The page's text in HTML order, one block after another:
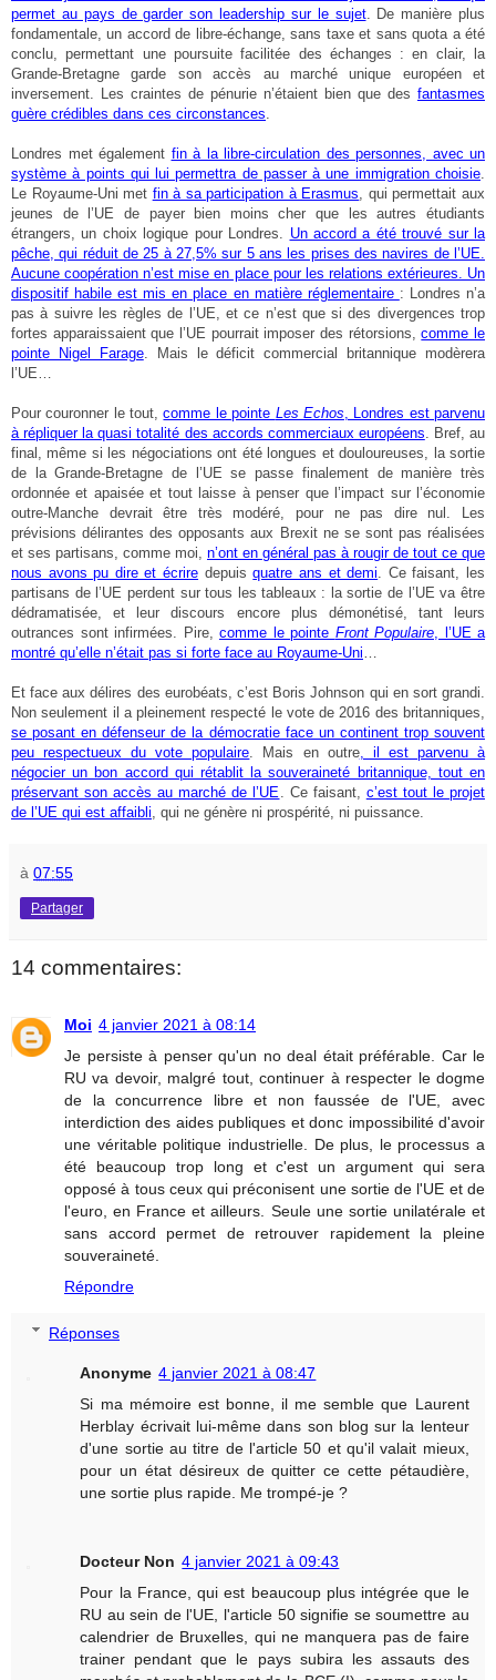
permet au pays de garder son leadership sur le sujet. De manière plus
fondamentale, un accord de libre-échange, sans taxe et sans quota a été
conclu, permettant une poursuite facilitée des échanges : en clair, la
Grande-Bretagne garde son accès au marché unique européen et
inversement. Les craintes de pénurie n’étaient bien que des fantasmes
guère crédibles dans ces circonstances
Londres met également fin à la libre-circulation des personnes, avec un
système à points qui lui permettra de passer à une immigration choisie
Le Royaume-Uni met fin à sa participation à Erasmus , qui permettait aux
jeunes de l’UE de payer bien moins cher que les autres étudiants
étrangers, un choix logique pour Londres. Un accord a été trouvé sur la
pêche, qui réduit de 25 à 27,5% sur 5 ans les prises des navires de l’UE.
Aucune coopération n’est mise en place pour les relations extérieures. Un
dispositif habile est mis en place en matière réglementaire : Londres n’a
pas à suivre les règles de l’UE, et ce n’est que si des divergences trop
fortes apparaissaient que l’UE pourrait imposer des rétorsions,comme le
pointe Nigel Farage. Mais le déficit commercial britannique modèrera
l’UE…
Pour couronner le tout,comme le pointe Les Echos , Londres est parvenu
à répliquer la quasi totalité des accords commerciaux européens . Bref, au
final, même si les négociations ont été longues et douloureuses, la sortie
de la Grande-Bretagne de l’UE se passe finalement de manière très
ordonnée et apaisée et tout laisse à penser que l’impact sur l’économie
outre-Manche devrait être très modéré, pour ne pas dire nul. Les
prévisions délirantes des opposants aux Brexit ne se sont pas réalisées
et ses partisans, comme moi, n’ont en général pas à rougir de tout ce que
nous avons pu dire et écrire depuisquatre ans et demi . Ce faisant, les
partisans de l’UE perdent sur tous les tableaux : la sortie de l’UE va être
dédramatisée, et leur discours encore plus démonétisé, tant leurs
outrances sont infirmées. Pire, comme le pointe Front Populaire , l’UE a
montré qu’elle n’était pas si forte face au Royaume-Uni
Et face aux délires des eurobéats, c’est Boris Johnson qui en sort grandi.
Non seulement il a pleinement respecté le vote de 2016 des britanniques,
se posant en défenseur de la démocratie face un continent trop souvent
peu respectueux du vote populaire . Mais en outre, il est parvenu à
négocier un bon accord qui rétablit la souveraineté britannique, tout en
préservant son accès au marché de l’UE . Ce faisant, c’est tout le projet
de l’UE qui est affaibli , qui ne génère ni prospérité, ni puissance.
à 07:55
Partager
14 commentaires:
Moi 4 janvier 2021 à 08:14
Je persiste à penser qu'un no deal était préférable. Car le
RU va devoir, malgré tout, continuer à respecter le dogme
de la concurrence libre et non faussée de l'UE, avec
interdiction des aides publiques et donc impossibilité d'avoir
une véritable politique industrielle. De plus, le processus a
été beaucoup trop long et c'est un argument qui sera
opposé à tous ceux qui préconisent une sortie de l'UE et de
l'euro, en France et ailleurs. Seule une sortie unilatérale et
sans accord permet de retrouver rapidement la pleine
souveraineté.
Répondre
Réponses
Anonyme 4 janvier 2021 à 08:47
Si ma mémoire est bonne, il me semble que Laurent
Herblay écrivait lui-même dans son blog sur la lenteur
d'une sortie au titre de l'article 50 et qu'il valait mieux,
pour un état désireux de quitter ce cette pétaudière,
une sortie plus rapide. Me trompé-je ?
Docteur Non 4 janvier 2021 à 09:43
Pour la France, qui est beaucoup plus intégrée que le
RU au sein de l'UE, l'article 50 signifie se soumettre au
calendrier de Bruxelles, qui ne manquera pas de faire
trainer pendant que le pays subira les assauts des